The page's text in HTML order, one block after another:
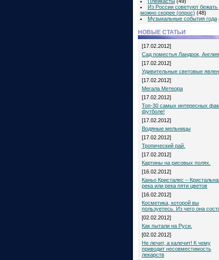
Из России советуют бежать
можно скорее (опрос) (48)
Музыкальные события года
НОВЫЕ СТАТЬИ
[17.02.2012]
Сад поместья Ландрок, Англия
[17.02.2012]
Удивительные световые
[17.02.2012]
Мегала Метеора
[17.02.2012]
Топ-30 самых интересных
футболе!
[17.02.2012]
Водяные мельницы
[17.02.2012]
Тропический рай.
[17.02.2012]
Картины на рисовых полях.
[16.02.2012]
Каньо Кристалес –
река или река пяти цветов
[16.02.2012]
Косметика, которой вы
пользуетесь. Из чего она
[02.02.2012]
Как пытали на Руси.
[02.02.2012]
Не лечит, а калечит! К чему
приводит несовместимость
лекарств